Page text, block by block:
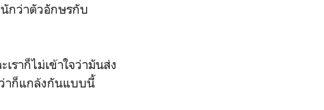
กว่าตัวอักษรกับ
ราก็ไม่เข้าใจว่ามันส่ง
าก็แกล้งกันแบบนี้